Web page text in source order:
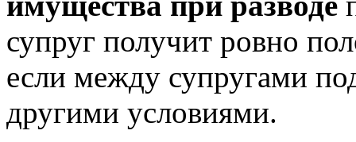
супруг получит ровно
если между супругами
другими условиями.